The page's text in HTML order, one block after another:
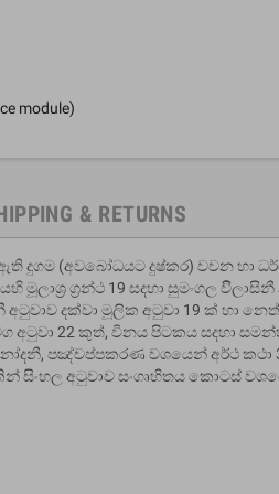
module)
& RETURNS
දුගම (අවබෝධයට දුෂ්කර) වචන හා
මූලාශ‍්‍ර ග‍්‍රන්ථ 19 සදහා සුමංගල
දක්වා මූලික අටුවා 19 ක් හා
22 කුත්, විනය පිටකය සදහා
පඤ්චප්පකරණ වශයෙන් අර්ථ කථා
සිංහල අටුවාව සංගෘහිතය කොටස්